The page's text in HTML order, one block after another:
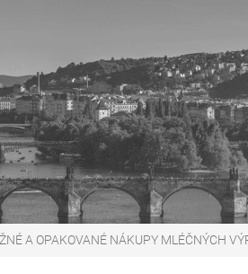
A OPAKOVANÉ NÁKUPY MLÉČNÝCH